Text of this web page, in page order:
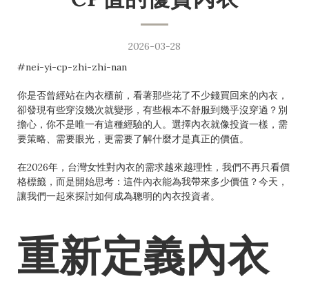
2026-03-28
#nei-yi-cp-zhi-zhi-nan
你是否曾經站在內衣櫃前，看著那些花了不少錢買回來的內衣，
卻發現有些穿沒幾次就變形，有些根本不舒服到幾乎沒穿過？別
擔心，你不是唯一有這種經驗的人。選擇內衣就像投資一樣，需
要策略、需要眼光，更需要了解什麼才是真正的價值。
在2026年，台灣女性對內衣的需求越來越理性，我們不再只看價
格標籤，而是開始思考：這件內衣能為我帶來多少價值？今天，
讓我們一起來探討如何成為聰明的內衣投資者。
重新定義內衣